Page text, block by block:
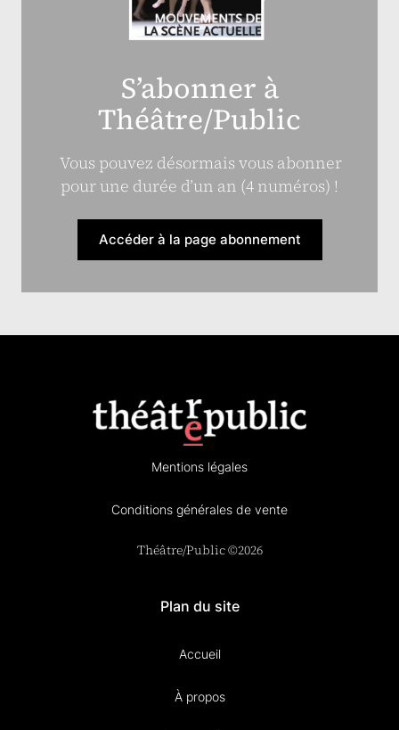
S’abonner à
Théâtre/Public
Vous pouvez désormais vous abonner
pour une durée d’un an (4 numéros) !
Accéder à la page abonnement
Mentions légales
Conditions générales de vente
Théâtre/Public ©2026
Plan du site
Accueil
À propos